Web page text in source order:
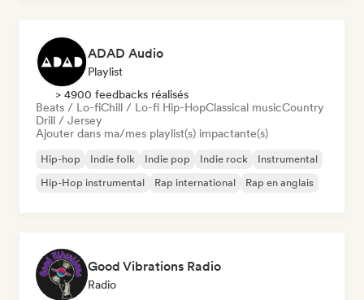
ADAD Audio
Playlist
> 4900 feedbacks réalisés
Beats / Lo-fiChill / Lo-fi Hip-HopClassical musicCountry
Drill / Jersey
Ajouter dans ma/mes playlist(s) impactante(s)
Hip-hop Indie folk Indie pop Indie rock
Instrumental
Hip-Hop instrumental
Rap international Rap en anglais
Good Vibrations Radio
Radio